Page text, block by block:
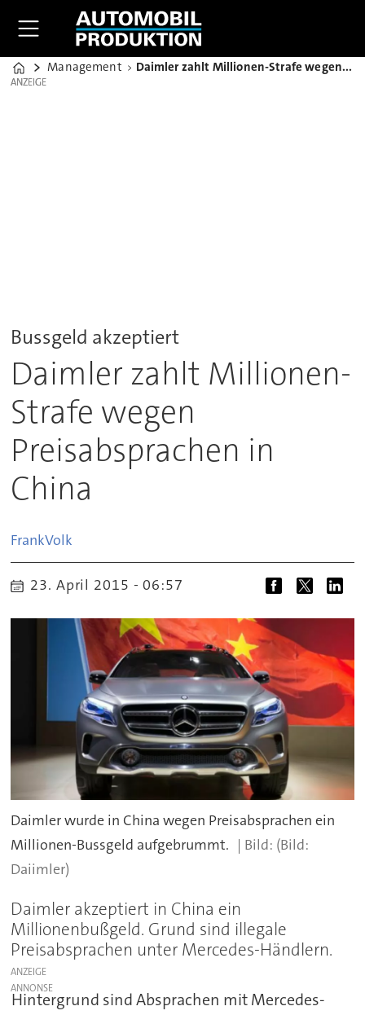
Home
Management Daimler zahlt Millionen-Strafe wegen Preisabsprachen in China
ANZEIGE
ANZEIGE
Bussgeld akzeptiert
Daimler zahlt Millionen-
Strafe wegen
Preisabsprachen in
China
FrankVolk
23. April 2015 - 06:57
Daimler wurde in China wegen Preisabsprachen ein
Millionen-Bussgeld aufgebrummt.
(Bild:
Daiimler)
Daimler akzeptiert in China ein
Millionenbußgeld. Grund sind illegale
Preisabsprachen unter Mercedes-Händlern.
ANZEIGE
Hintergrund sind Absprachen mit Mercedes-